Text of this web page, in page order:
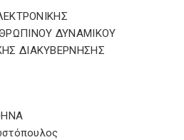
ΔΥΝΑΜΙΚΟΥ
ΔΙΑΚΥΒΕΡΝΗΣΗΣ